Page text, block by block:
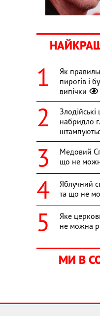
Як
пирогів і
випічки
набридло
Медовий
що не
Яблучний
та що не
Яке
не можна
МИ В